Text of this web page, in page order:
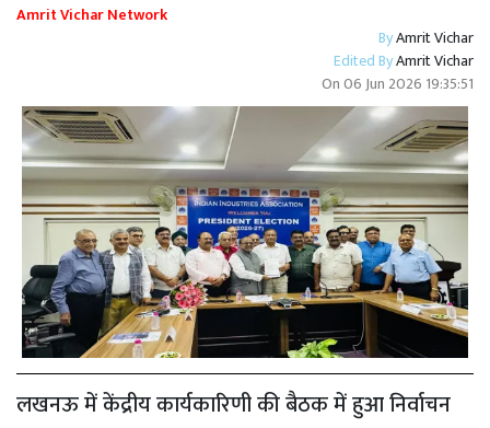
Amrit Vichar Network
ByAmrit Vichar
Edited ByAmrit Vichar
On06 Jun 2026 19:35:51
लखनऊ में केंद्रीय कार्यकारिणी की बैठक में हुआ निर्वाचन